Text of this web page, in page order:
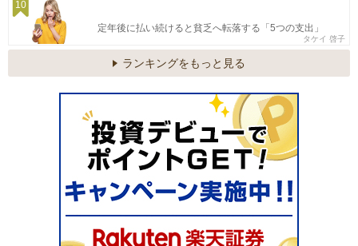
10
定年後に払い続けると貧乏へ転落する「5つの支出」
タケイ 啓子
ランキングをもっと見る